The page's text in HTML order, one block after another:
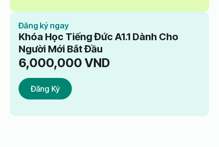
Đăng ký ngay
Khóa Học Tiếng Đức A1.1 Dành Cho
Người Mới Bắt Đầu
6,000,000 VND
Đăng Ký